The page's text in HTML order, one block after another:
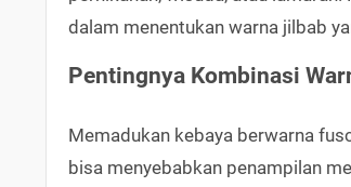
dalam menentukan warna jilbab
Pentingnya Kombinasi
Memadukan kebaya berwarna
bisa menyebabkan penampilan